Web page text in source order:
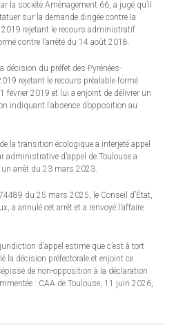
la société Aménagement 66, a jugé qu’il
sur la demande dirigée contre la
rejetant le recours administratif
contre l’arrêté du 14 août 2018.
décision du préfet des Pyrénées-
rejetant le recours préalable formé
février 2019 et lui a enjoint de délivrer un
indiquant l’absence d’opposition au
la transition écologique a interjeté appel
administrative d’appel de Toulouse a
un arrêt du 23 mars 2023.
du 25 mars 2025, le Conseil d’État,
a annulé cet arrêt et a renvoyé l’affaire
d’appel estime que c’est à tort
la décision préfectorale et enjoint ce
de non-opposition à la déclaration
: CAA de Toulouse, 11 juin 2026,